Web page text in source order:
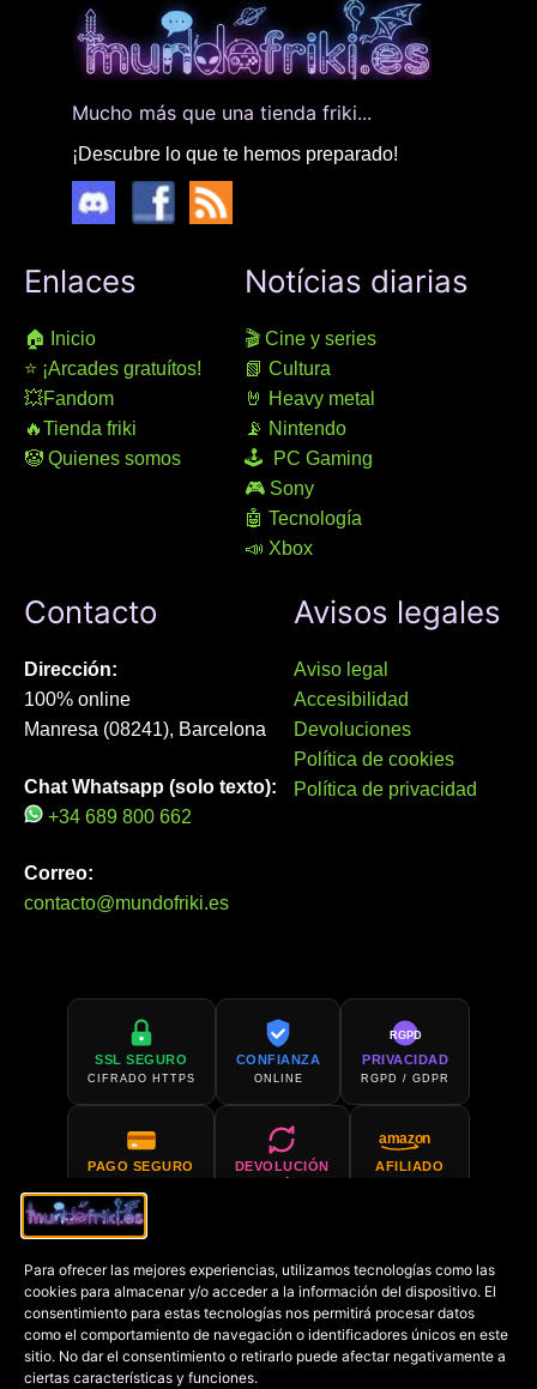
Para ofrecer las mejores experiencias, utilizamos tecnologías como las
cookies para almacenar y/o acceder a la información del dispositivo. El
consentimiento para estas tecnologías nos permitirá procesar datos
como el comportamiento de navegación o identificadores únicos en este
sitio. No dar el consentimiento o retirarlo puede afectar negativamente a
ciertas características y funciones.
Mucho más que una tienda friki...
¡Descubre lo que te hemos preparado!
Enlaces
🏠 Inicio
⭐ ¡Arcades gratuítos!
💥Fandom
🔥Tienda friki
🤡 Quienes somos
Notícias diarias
🎬 Cine y series
📗 Cultura
🤘 Heavy metal
📡 Nintendo
🕹 PC Gaming
🎮 Sony
🤖 Tecnología
📣 Xbox
Contacto
Dirección:
100% online
Manresa (08241), Barcelona
Chat Whatsapp (solo texto):
+34 689 800 662
Correo:
contacto@mundofriki.es
Avisos legales
Aviso legal
Accesibilidad
Devoluciones
Política de cookies
Política de privacidad
SSL SEGURO
CIFRADO HTTPS
CONFIANZA
ONLINE
RGPD
PRIVACIDAD
RGPD / GDPR
PAGO SEGURO DEVOLUCIÓN
amazon
AFILIADO
SOPORTE 24H
SIEMPRE DISPONIBLE
COMPRA EN
AMAZON
€
PRECIO MÍN.